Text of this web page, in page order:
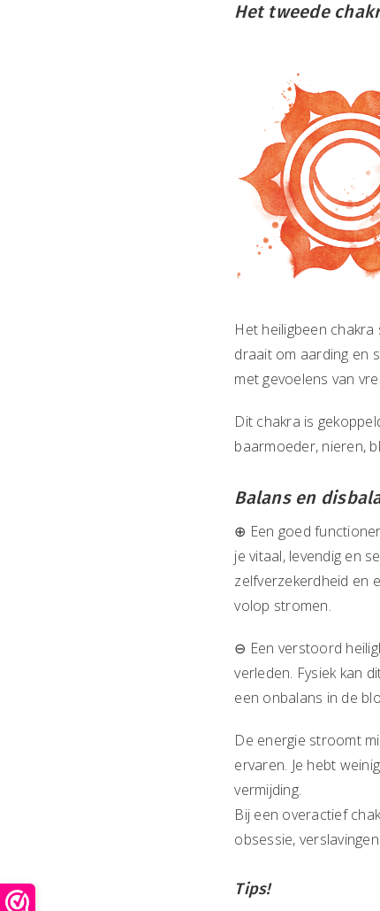
Het tweede
Het heiligbeen
draait om aarding en
met gevoelens van
Dit chakra is
baarmoeder, nieren,
Balans en
⊕ Een goed
je vitaal, levendig en
zelfverzekerdheid en
volop stromen.
⊖ Een verstoord
verleden. Fysiek kan
een onbalans in de
De energie stroomt
ervaren. Je hebt
vermijding.
Bij een overactief
obsessie,
Tips!